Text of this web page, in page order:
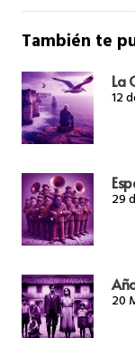
También te
La
12
29
20